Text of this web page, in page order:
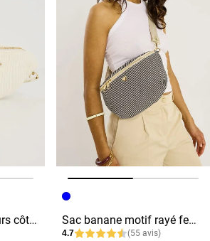
Sac banane en velours côtelé femme
Image précédente
Image suivante
Sac banane motif rayé femme
4.7 (55 avis)